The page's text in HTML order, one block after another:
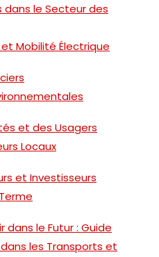
dans le Secteur des
Mobilité Électrique
et des Usagers
Locaux
et Investisseurs
dans le Futur : Guide
les Transports et